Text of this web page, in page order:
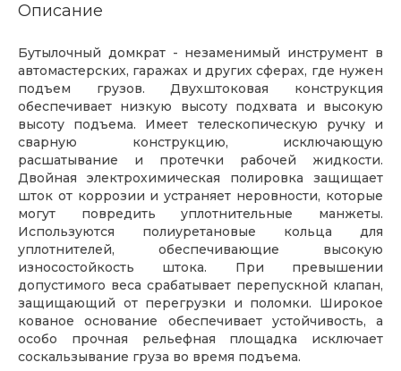
Описание
Бутылочный домкрат - незаменимый инструмент в
автомастерских, гаражах и других сферах, где нужен
подъем грузов. Двухштоковая конструкция
обеспечивает низкую высоту подхвата и высокую
высоту подъема. Имеет телескопическую ручку и
сварную конструкцию, исключающую
расшатывание и протечки рабочей жидкости.
Двойная электрохимическая полировка защищает
шток от коррозии и устраняет неровности, которые
могут повредить уплотнительные манжеты.
Используются полиуретановые кольца для
уплотнителей, обеспечивающие высокую
износостойкость штока. При превышении
допустимого веса срабатывает перепускной клапан,
защищающий от перегрузки и поломки. Широкое
кованое основание обеспечивает устойчивость, а
особо прочная рельефная площадка исключает
соскальзывание груза во время подъема.